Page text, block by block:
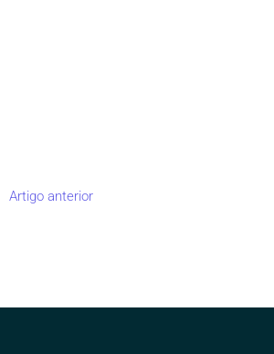
Artigo anterior